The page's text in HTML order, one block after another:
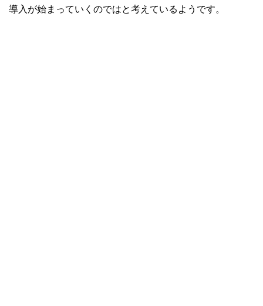
導入が始まっていくのではと考えているようです。